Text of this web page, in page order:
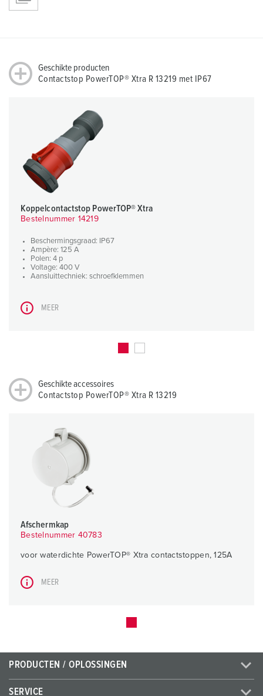
Geschikte producten
Contactstop PowerTOP® Xtra R 13219 met IP67
Koppelcontactstop PowerTOP® Xtra
Bestelnummer 14219
Beschermingsgraad: IP67
Ampère: 125 A
Polen: 4 p
Voltage: 400 V
Aansluittechniek: schroefklemmen
MEER
Geschikte accessoires
Contactstop PowerTOP® Xtra R 13219
Afschermkap
Bestelnummer 40783
voor waterdichte PowerTOP® Xtra contactstoppen, 125A
MEER
PRODUCTEN / OPLOSSINGEN
SERVICE